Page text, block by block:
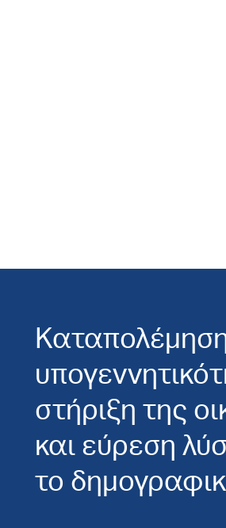
στήριξη της
και εύρεση
το